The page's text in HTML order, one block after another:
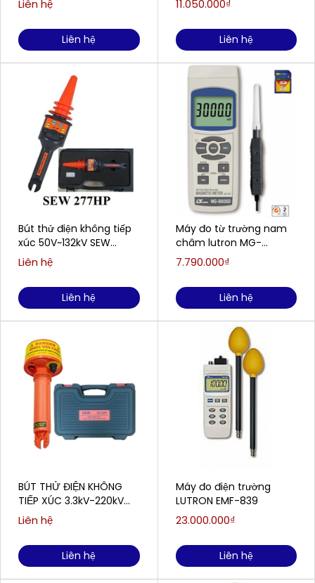
Liên hệ
Liên hệ
Bút thử điện không tiếp
xúc 50V~132kV SEW
277HP
Liên hệ
Liên hệ
BÚT THỬ ĐIỆN KHÔNG
TIẾP XÚC 3.3kV-220kV
SEW NC289
Liên hệ
Liên hệ
11.050.000₫
Liên hệ
Máy đo từ trường nam
châm lutron MG-
3003SD
7.790.000₫
Liên hệ
Máy đo điện trường
LUTRON EMF-839
23.000.000₫
Liên hệ